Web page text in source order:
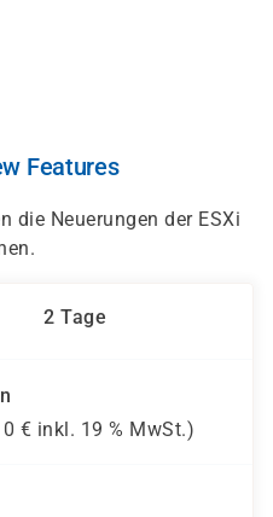
Features
die Neuerungen der ESXi
2 Tage
€ inkl. 19 % MwSt.)